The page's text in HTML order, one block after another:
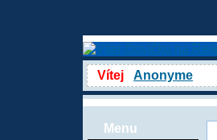
Vítej Anonyme
Menu